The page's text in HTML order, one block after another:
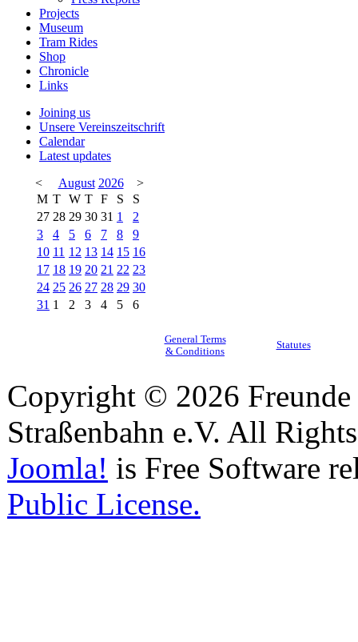
Projects
Museum
Tram Rides
Shop
Chronicle
Links
Joining us
Unsere Vereinszeitschrift
Calendar
Latest updates
<
August 2026
>
M T W T F S
S
27 28 29 30 31 1
2
3
4 5 6 7 8
9
10 11 12 13 14 15 16
17 18 19 20 21 22 23
24 25 26 27 28 29 30
31 1 2 3 4 5 6
General Terms
& Conditions
Statutes
Copyright © 2026
Straßenbahn e.V. All
Joomla! is Free Software
Public License.